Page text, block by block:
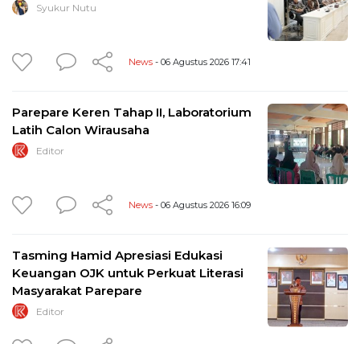
Syukur Nutu
News - 06 Agustus 2026 17:41
Parepare Keren Tahap II, Laboratorium
Latih Calon Wirausaha
Editor
News - 06 Agustus 2026 16:09
Tasming Hamid Apresiasi Edukasi
Keuangan OJK untuk Perkuat Literasi
Masyarakat Parepare
Editor